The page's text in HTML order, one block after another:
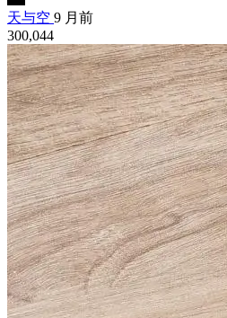
天与空 9 月前
300,044